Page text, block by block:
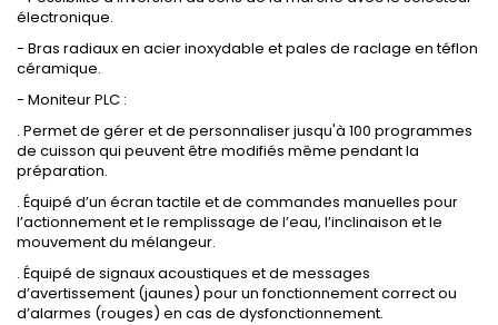
électronique.
- Bras radiaux en acier inoxydable et pales de raclage en téflon
céramique.
- Moniteur PLC :
. Permet de gérer et de personnaliser jusqu'à 100 programmes
de cuisson qui peuvent être modifiés même pendant la
préparation.
. Équipé d’un écran tactile et de commandes manuelles pour
l’actionnement et le remplissage de l’eau, l’inclinaison et le
mouvement du mélangeur.
. Équipé de signaux acoustiques et de messages
d’avertissement (jaunes) pour un fonctionnement correct ou
d’alarmes (rouges) en cas de dysfonctionnement.